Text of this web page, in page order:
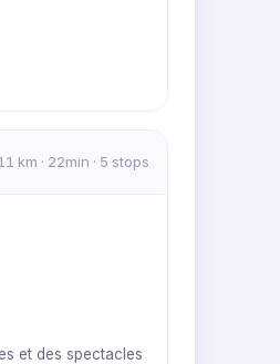
km · 22min · 5 stops
et des spectacles